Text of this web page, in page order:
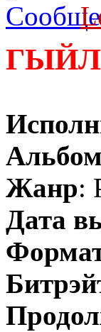
Альбом
Жанр:
Дата